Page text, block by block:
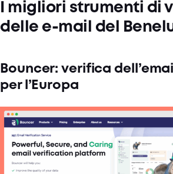
I migliori strumenti di
delle e-mail del
Bouncer: verifica
per l’Europa